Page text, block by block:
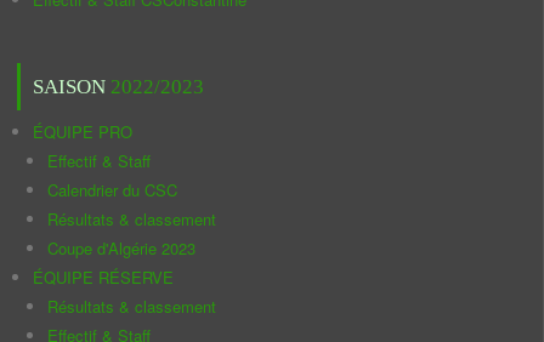
SAISON 2022/2023
ÉQUIPE PRO
Effectif & Staff
Calendrier du CSC
Résultats & classement
Coupe d'Algérie 2023
ÉQUIPE RÉSERVE
Résultats & classement
Effectif & Staff